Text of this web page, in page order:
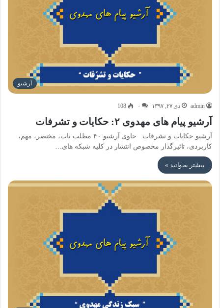
آرشیو
admin دی ۲۷, ۱۳۹۷ ۰ 108
آرشیو پیام های مهدوی ۲: حکایات و تشرفات
آرشیو حکایات و تشرفات حاوی آرشیو ۴۰ مطلب ناب، مختصر، مهم،
کاربردی، تاثیرگذار مخصوص انتشار در کلیه شبکه های…
بیشتر بخوانید »